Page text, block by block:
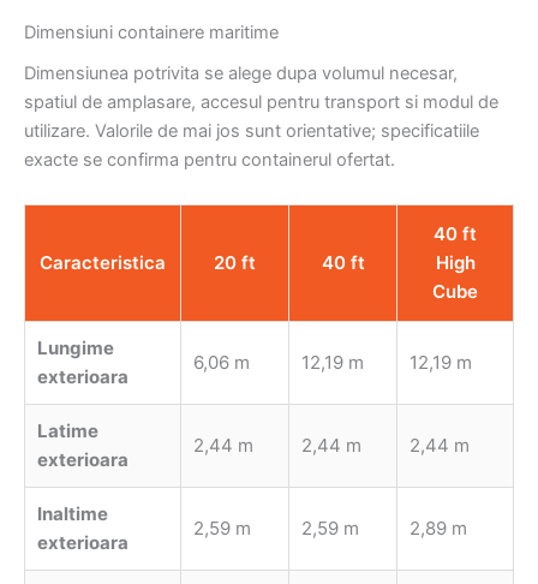
Dimensiuni containere maritime
Dimensiunea potrivita se alege dupa volumul necesar,
spatiul de amplasare, accesul pentru transport si modul de
utilizare. Valorile de mai jos sunt orientative; specificatiile
exacte se confirma pentru containerul ofertat.
Caracteristica 20 ft 40 ft
40 ft
High
Cube
Lungime
exterioara
6,06 m 12,19 m 12,19 m
Latime
exterioara
2,44 m 2,44 m 2,44 m
Inaltime
exterioara
2,59 m 2,59 m 2,89 m